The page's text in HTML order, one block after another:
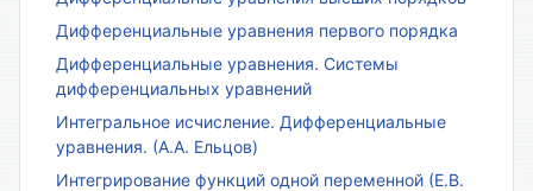
Дифференциальные уравнения первого порядка
Дифференциальные уравнения. Системы
дифференциальных уравнений
Интегральное исчисление. Дифференциальные
уравнения. (А.А. Ельцов)
Интегрирование функций одной переменной (Е.В.